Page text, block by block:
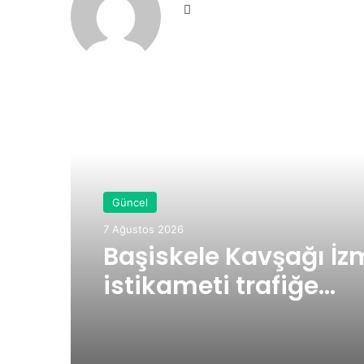
Güncel
7 Ağustos 2026
Başiskele Kavşağı
istikameti trafiğe